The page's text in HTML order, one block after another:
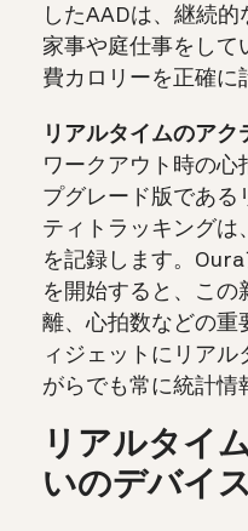
したAADは、継続的
家事や庭仕事をして
費カロリーを正確に
リアルタイムのアク
ワークアウト時の心
プグレード版である
ティトラッキングは
を記録します。
を開始すると、この
離、心拍数などの重
ィジェットにリア
がらでも常に統計情
リアルタイ
いのデバイ